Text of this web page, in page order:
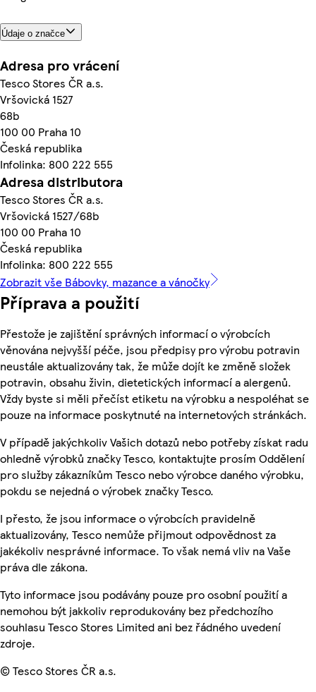
Údaje o značce
Adresa pro vrácení
Tesco Stores ČR a.s.
Vršovická 1527
68b
100 00 Praha 10
Česká republika
Infolinka: 800 222 555
Adresa distributora
Tesco Stores ČR a.s.
Vršovická 1527/68b
100 00 Praha 10
Česká republika
Infolinka: 800 222 555
Zobrazit vše Bábovky, mazance a vánočky
Příprava a použití
Přestože je zajištění správných informací o výrobcích
věnována nejvyšší péče, jsou předpisy pro výrobu potravin
neustále aktualizovány tak, že může dojít ke změně složek
potravin, obsahu živin, dietetických informací a alergenů.
Vždy byste si měli přečíst etiketu na výrobku a nespoléhat se
pouze na informace poskytnuté na internetových stránkách.
V případě jakýchkoliv Vašich dotazů nebo potřeby získat radu
ohledně výrobků značky Tesco, kontaktujte prosím Oddělení
pro služby zákazníkům Tesco nebo výrobce daného výrobku,
pokdu se nejedná o výrobek značky Tesco.
I přesto, že jsou informace o výrobcích pravidelně
aktualizovány, Tesco nemůže přijmout odpovědnost za
jakékoliv nesprávné informace. To však nemá vliv na Vaše
práva dle zákona.
Tyto informace jsou podávány pouze pro osobní použití a
nemohou být jakkoliv reprodukovány bez předchozího
souhlasu Tesco Stores Limited ani bez řádného uvedení
zdroje.
© Tesco Stores ČR a.s.